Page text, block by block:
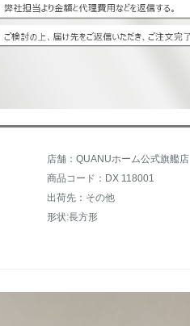
店舗：QUANUホーム公式旗艦店
商品コード：DX 118001
出荷先：その他
形状:長方形